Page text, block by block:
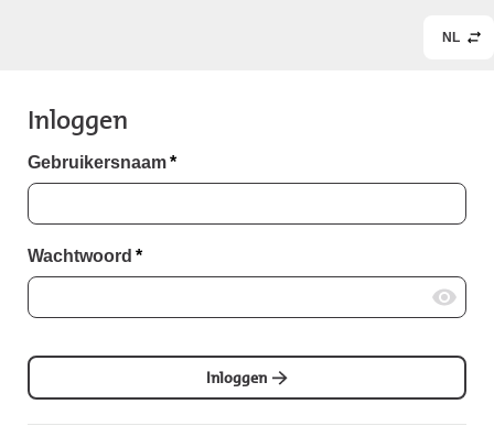
NL
Inloggen
Gebruikersnaam*
Wachtwoord *
Inloggen